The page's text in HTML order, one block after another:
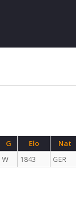
G Elo Nat
W 1843 GER